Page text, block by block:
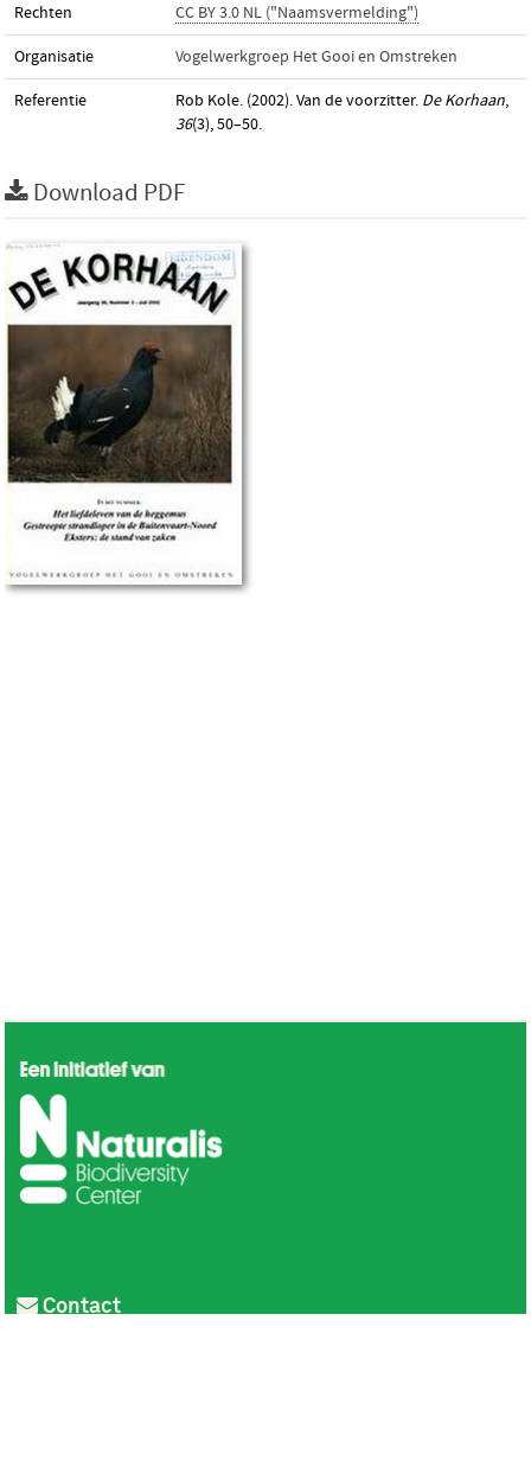
Rechten CC BY 3.0 NL ("Naamsvermelding")
Organisatie Vogelwerkgroep Het Gooi en Omstreken
Referentie Rob Kole. (2002). Van de voorzitter. De Korhaan,
36(3), 50–50.
Download PDF
Contact